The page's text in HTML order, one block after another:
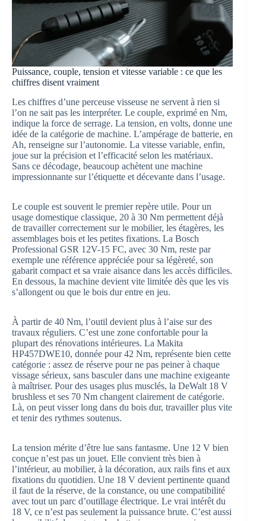
Puissance, couple, tension et vitesse variable : ce que les
chiffres disent vraiment
Les chiffres d’une perceuse visseuse ne servent à rien si
l’on ne sait pas les interpréter. Le couple, exprimé en Nm,
indique la force de serrage. La tension, en volts, donne une
idée de la catégorie de machine. L’ampérage de batterie, en
Ah, renseigne sur l’autonomie. La vitesse variable, enfin,
joue sur la précision et l’efficacité selon les matériaux.
Sans ce décodage, beaucoup achètent une machine
impressionnante sur l’étiquette et décevante dans l’usage.
Le couple est souvent le premier repère utile. Pour un
usage domestique classique, 20 à 30 Nm permettent déjà
de travailler correctement sur le mobilier, les étagères, les
assemblages bois et les petites fixations. La Bosch
Professional GSR 12V-15 FC, avec 30 Nm, reste par
exemple une référence appréciée pour sa légèreté, son
gabarit compact et sa vraie aisance dans les accès difficiles.
En dessous, la machine devient vite limitée dès que les vis
s’allongent ou que le bois dur entre en jeu.
À partir de 40 Nm, l’outil devient plus à l’aise sur des
travaux réguliers. C’est une zone confortable pour la
plupart des rénovations intérieures. La Makita
HP457DWE10, donnée pour 42 Nm, représente bien cette
catégorie : assez de réserve pour ne pas peiner à chaque
vissage sérieux, sans basculer dans une machine exigeante
à maîtriser. Pour des usages plus musclés, la DeWalt 18 V
brushless et ses 70 Nm changent clairement de catégorie.
Là, on peut visser long dans du bois dur, travailler plus vite
et tenir des rythmes soutenus.
La tension mérite d’être lue sans fantasme. Une 12 V bien
conçue n’est pas un jouet. Elle convient très bien à
l’intérieur, au mobilier, à la décoration, aux rails fins et aux
fixations du quotidien. Une 18 V devient pertinente quand
il faut de la réserve, de la constance, ou une compatibilité
avec tout un parc d’outillage électrique. Le vrai intérêt du
18 V, ce n’est pas seulement la puissance brute. C’est aussi